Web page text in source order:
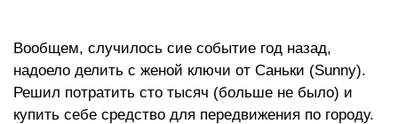
Вообщем, случилось сие событие год назад,
надоело делить с женой ключи от Саньки (Sunny).
Решил потратить сто тысяч (больше не было) и
купить себе средство для передвижения по городу.